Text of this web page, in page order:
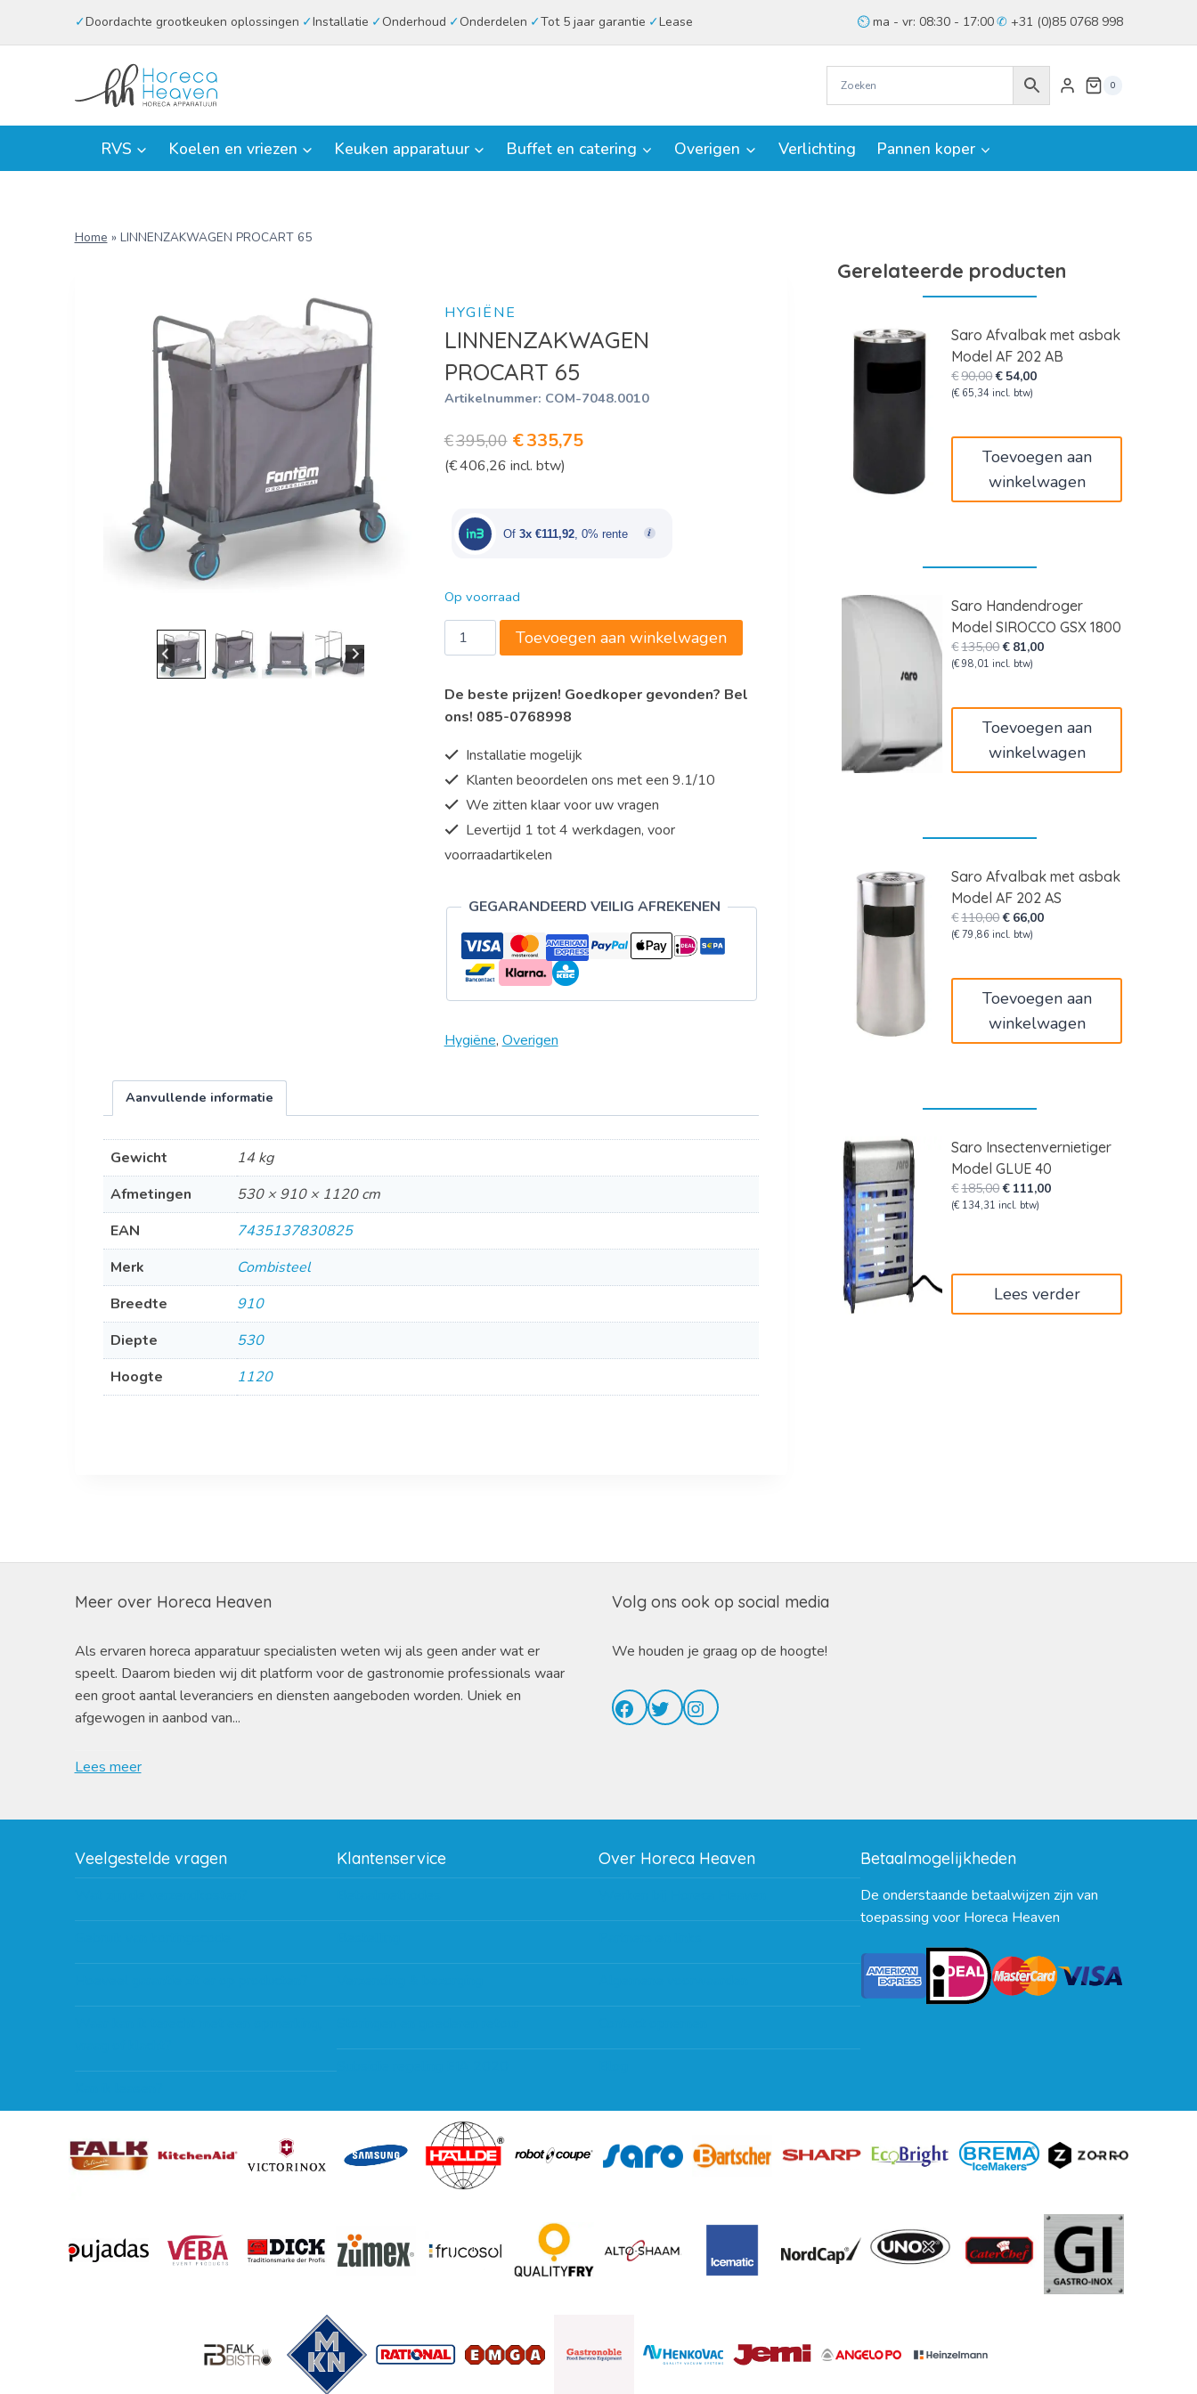
Doordachte grootkeuken oplossingen Installatie Onderhoud Onderdelen Tot 5 jaar garantie Lease ma - vr: 08:30 - 17:00 +31 (0)85 0768 998
0
RVS Koelen en vriezen Keuken apparatuur Buffet en catering Overigen Verlichting Pannen koper
Home » LINNENZAKWAGEN PROCART 65
HYGIËNE
LINNENZAKWAGEN
PROCART 65
Artikelnummer: COM-7048.0010
€395,00 Oorspronkelijke
prijs
€395,00.
€335,75Huidige
€335,75.
(€406,26 incl. btw)
Of 3x €111,92, 0% rente
Op voorraad
LINNENZAKWAGEN
PROCART
aantal
Toevoegen aan winkelwagen
De beste prijzen! Goedkoper gevonden? Bel
ons! 085-0768998
Installatie mogelijk
Klanten beoordelen ons met een 9.1/10
We zitten klaar voor uw vragen
Levertijd 1 tot 4 werkdagen, voor
voorraadartikelen
GEGARANDEERD VEILIG AFREKENEN
Hygiëne, Overigen
Aanvullende informatie
Gewicht
14 kg
Afmetingen
530 × 910 × 1120 cm
EAN
7435137830825
Merk
Combisteel
Breedte
910
Diepte
530
Hoogte
1120
Gerelateerde producten
Saro Afvalbak met asbak
Model AF 202 AB
€90,00Oorspronkelijke
prijs
€ 54,00Huidige
(€ 65,34 incl. btw)
Toevoegen aan
winkelwagen
Saro Handendroger
Model SIROCCO GSX 1800
€135,00Oorspronkelijke
prijs
€ 81,00Huidige
(€ 98,01 incl. btw)
Toevoegen aan
winkelwagen
Saro Afvalbak met asbak
Model AF 202 AS
€110,00Oorspronkelijke
prijs
€ 66,00Huidige
(€ 79,86 incl. btw)
Toevoegen aan
winkelwagen
Saro Insectenvernietiger
Model GLUE 40
€185,00Oorspronkelijke
prijs
€ 111,00Huidige
(€ 134,31 incl. btw)
Lees verder
Meer over Horeca Heaven
Als ervaren horeca apparatuur specialisten weten wij als geen ander wat er
speelt. Daarom bieden wij dit platform voor de gastronomie professionals waar
een groot aantal leveranciers en diensten aangeboden worden. Uniek en
afgewogen in aanbod van...
Lees meer
Volg ons ook op social media
We houden je graag op de hoogte!
Facebook
TwitterInstagram
Veelgestelde vragen Klantenservice
Subsidie regeling EIA 2020
Over Horeca Heaven Betaalmogelijkheden
De onderstaande betaalwijzen zijn van
toepassing voor Horeca Heaven